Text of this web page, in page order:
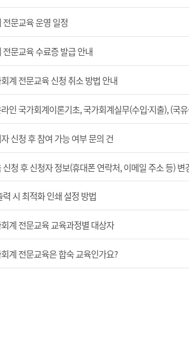
문교육 운영 일정
문교육 수료증 발급 안내
계 전문교육 신청 취소 방법 안내
인 국가회계이론기초, 국가회계실무(수입·지출), (국유
신청 후 참여 가능 여부 문의 건
청 후 신청자 정보(휴대폰 연락처, 이메일 주소 등) 변
시 최적화 인쇄 설정 방법
계 전문교육 교육과정별 대상자
계 전문교육은 합숙 교육인가요?